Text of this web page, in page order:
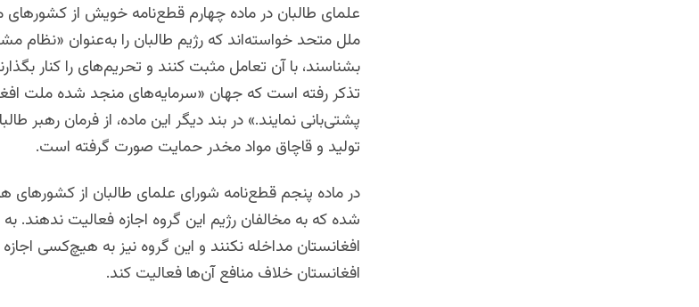
علمای طالبان در ماده چهارم قطع‌نامه خویش از کشورهای
ملل متحد خواسته‌اند که رژیم طالبان را به‌عنوان «نظام
بشناسند، با آن تعامل مثبت کنند و تحریم‌های را کنار
تذکر رفته است که جهان «سرمایه‌های منجد شده ملت
پشتی‌بانی نمایند.» در بند دیگر این ماده، از فرمان رهبر
تولید و قاچاق مواد مخدر حمایت صورت گرفته است.
در ماده پنجم قطع‌نامه شورای علمای طالبان از
شده که به مخالفان رژیم این گروه اجازه فعالیت ندهند. به
افغانستان مداخله نکنند و این گروه نیز به هیچ‌کسی
افغانستان خلاف منافع آن‌ها فعالیت کند.